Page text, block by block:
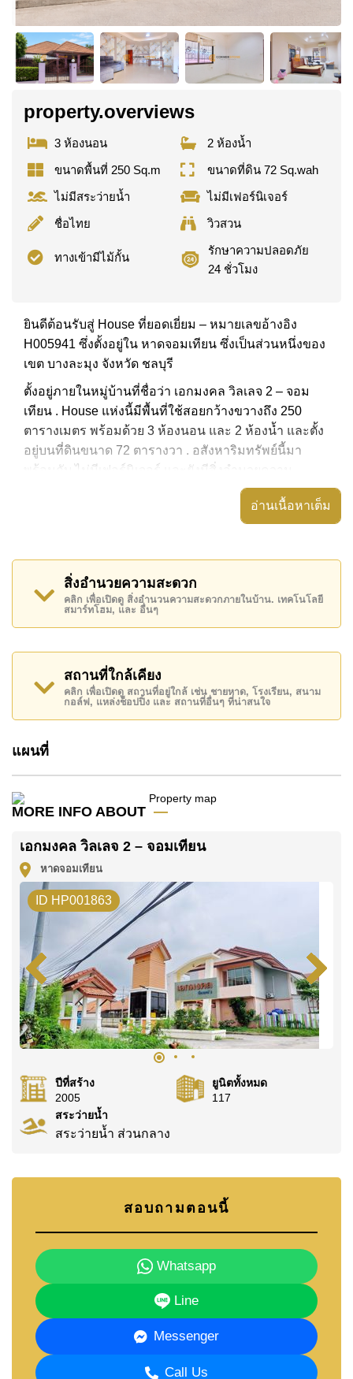
property.overviews
3 ห้องนอน
2 ห้องน้ำ
ขนาดพื้นที่ 250 Sq.m
ขนาดที่ดิน 72 Sq.wah
ไม่มีสระว่ายน้ำ
ไม่มีเฟอร์นิเจอร์
ชื่อไทย
วิวสวน
ทางเข้ามีไม้กั้น
รักษาความปลอดภัย
24 ชั่วโมง
ยินดีต้อนรับสู่ House ที่ยอดเยี่ยม – หมายเลขอ้างอิง
H005941 ซึ่งตั้งอยู่ใน หาดจอมเทียน ซึ่งเป็นส่วนหนึ่งของ
เขต บางละมุง จังหวัด ชลบุรี
ตั้งอยู่ภายในหมู่บ้านที่ชื่อว่า เอกมงคล วิลเลจ 2 – จอม
เทียน . House แห่งนี้มีพื้นที่ใช้สอยกว้างขวางถึง 250
ตารางเมตร พร้อมด้วย 3 ห้องนอน และ 2 ห้องน้ำ และตั้ง
อยู่บนที่ดินขนาด 72 ตารางวา . อสังหาริมทรัพย์นี้มา
พร้อมกับ ไม่มีเฟอร์นิเจอร์ และยังมีสิ่งอำนวยความ
สะดวก ได้แก่ อ่างอาบน้ำ/จากุซซี่, สวนส่วนตัว,
อสังหาริมทรัพย์นี้สามารถใช้ ไม่มีสระว่ายน้ำ ได้
ส่วนกลาง ได้แก่ รักษาความปลอดภัย 24 ชั่วโมง, ทางเข้า
มีไม้กั้น, สวนส่วนกลาง
สถานที่สำคัญใกล้ เอกมงคล วิลเลจ 2 – จอมเทียน ได้แก่:
เดินทางไปชายหาดได้ง่าย, ไกล้เคียงรถประจำทาง, บิ๊กซี
พัทยาใต้, แม็คโคร , หาดจอมเทียน, หาดบ้านอำเภอ, อัล
คาซ่าร์ คาบาเร่ต์ โชว์, บันจี้จัมพ์, พัทยาเพนท์บอล & แอร์
ซอฟต์ พาร์ค, โคลอสเซียมโชว์พัทยา , ฟีนิกซ์ โกลด์ ,
รพ.กรุงเทพพัทยา, รพ.กรุงเทพจอมเทียน
อสังหาริมทรัพย์นี้มีไว้สำหรับขายในราคา ฿ 6,000,000
บาท
ไทยโดยมี ค่าโอนคนละครึ่ง
คุณ!
ติดต่อ Cornerstone Real Estate โทร +6638411250
หรือ อีเมลinfo@cornerstone.co.th
WhatsApp ของสำนักงาน:
@cornerstonepattaya
อ่านเนื้อหาเต็ม
สิ่งอำนวยความสะดวก
คลิก เพื่อเปิดดู สิ่งอำนวนความสะดวกภายในบ้าน. เทคโนโลยี
สมาร์ทโฮม, และ อื่นๆ
สถานที่ใกล้เคียง
คลิก เพื่อเปิดดู สถานที่อยู่ใกล้ เช่น ชายหาด, โรงเรียน, สนาม
กอล์ฟ, แหล่งช็อปปิ้ง และ สถานที่อื่นๆ ที่น่าสนใจ
แผนที่
MORE INFO ABOUT
เอกมงคล วิลเลจ 2 – จอมเทียน
หาดจอมเทียน
ID HP001863
ปีที่สร้าง
2005
ยูนิตทั้งหมด
117
สระว่ายน้ำ
สระว่ายน้ำ ส่วนกลาง
สอบถามตอนนี้
Whatsapp
Line
Messenger
Call Us